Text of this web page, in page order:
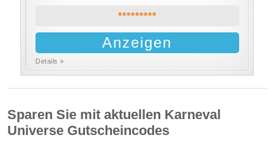
*********
Anzeigen
Details »
Sparen Sie mit aktuellen Karneval
Universe Gutscheincodes